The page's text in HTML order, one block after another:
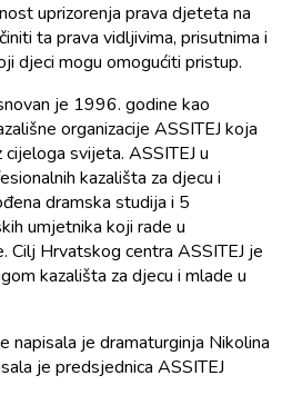
uprizorenja prava djeteta na
ta prava vidljivima, prisutnima i
djeci mogu omogućiti pristup.
je 1996. godine kao
organizacije ASSITEJ koja
svijeta. ASSITEJ u
kazališta za djecu i
dramska studija i 5
umjetnika koji rade u
Cilj Hrvatskog centra ASSITEJ je
kazališta za djecu i mlade u
napisala je dramaturginja Nikolina
je predsjednica ASSITEJ